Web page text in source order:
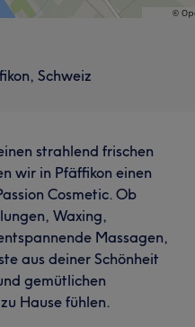
Schweiz
strahlend frischen
wir in Pfäffikon einen
Cosmetic. Ob
Waxing,
Massagen,
aus deiner Schönheit
gemütlichen
Hause fühlen.